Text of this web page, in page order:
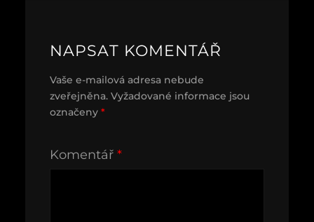
NAPSAT KOMENTÁŘ
Vaše e-mailová adresa nebude
zveřejněna. Vyžadované informace jsou
označeny *
Komentář *